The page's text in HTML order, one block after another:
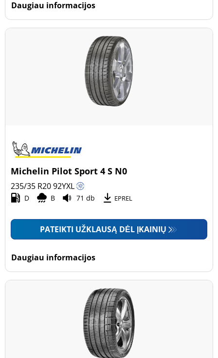
Daugiau informacijos
Michelin Pilot Sport 4 S N0
235/35 R2092YXL
D B 71 db EPREL
PATEIKTI UŽKLAUSĄ DĖL ĮKAINIŲ
Daugiau informacijos